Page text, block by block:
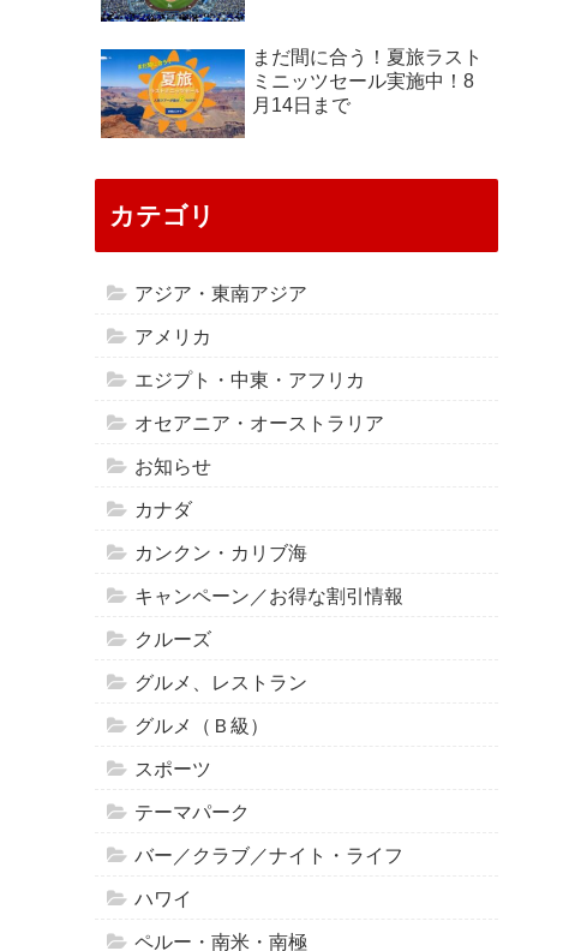
まだ間に合う！夏旅ラスト
ミニッツセール実施中！8
月14日まで
カテゴリ
アジア・東南アジア
アメリカ
エジプト・中東・アフリカ
オセアニア・オーストラリア
お知らせ
カナダ
カンクン・カリブ海
キャンペーン／お得な割引情報
クルーズ
グルメ、レストラン
グルメ（Ｂ級）
スポーツ
テーマパーク
バー／クラブ／ナイト・ライフ
ハワイ
ペルー・南米・南極